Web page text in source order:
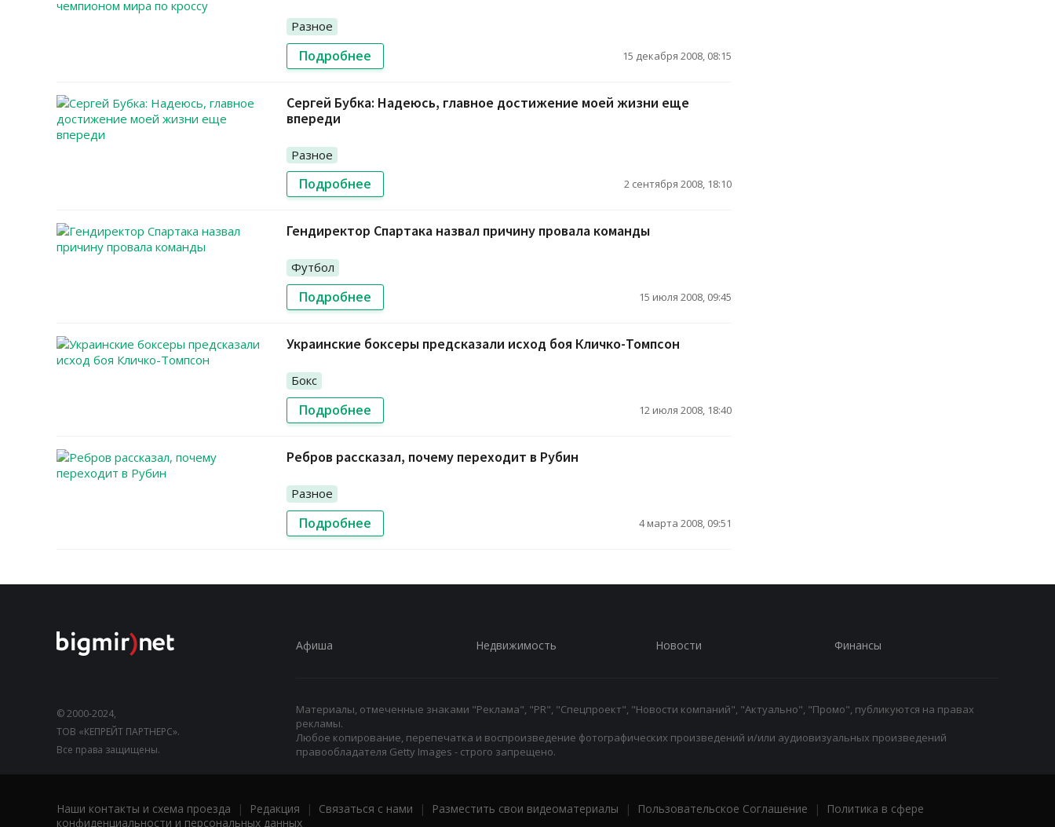
Разное
Подробнее 15 декабря 2008, 08:15
Сергей Бубка: Надеюсь, главное достижение моей жизни еще
впереди
Разное
Подробнее 2 сентября 2008, 18:10
Гендиректор Спартака назвал причину провала команды
Футбол
Подробнее 15 июля 2008, 09:45
Украинские боксеры предсказали исход боя Кличко-Томпсон
Бокс
Подробнее 12 июля 2008, 18:40
Ребров рассказал, почему переходит в Рубин
Разное
Подробнее 4 марта 2008, 09:51
© 2000-2024,
ТОВ «КЕПРЕЙТ ПАРТНЕРС».
Все права защищены.
Афиша Недвижимость Новости Финансы
Материалы, отмеченные знаками "Реклама", "PR", "Спецпроект", "Новости компаний", "Актуально", "Промо", публикуются на правах
рекламы.
Любое копирование, перепечатка и воспроизведение фотографических произведений и/или аудиовизуальных произведений
правообладателя Getty Images - строго запрещено.
Наши контакты и схема проезда | Редакция | Связаться с нами | Разместить свои видеоматериалы | Пользовательское Соглашение |
Политика в сфере
конфиденциальности и персональных данных